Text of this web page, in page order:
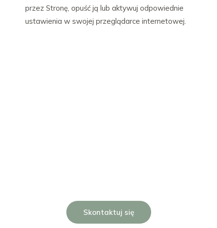
przez Stronę, opuść ją lub aktywuj odpowiednie
ustawienia w swojej przeglądarce internetowej.
Skontaktuj się